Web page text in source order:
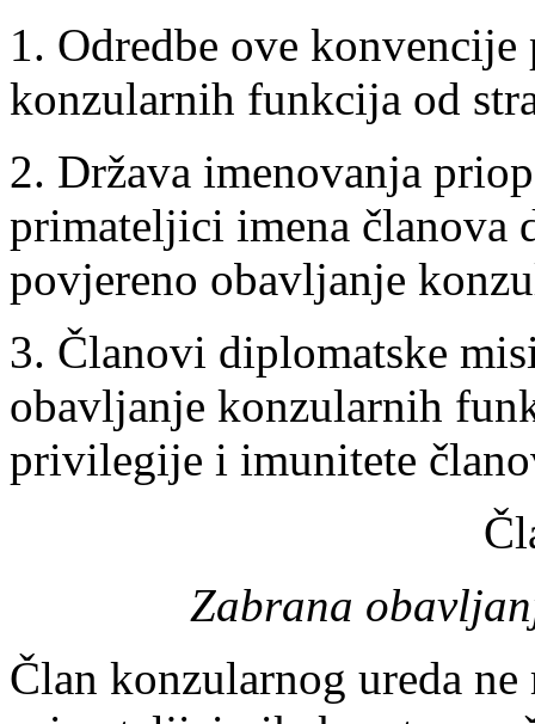
1. Odredbe ove
konzularnih funkcija od
2. Država imenovanja
primateljici imena članova
povjereno obavljanje
3. Članovi diplomatske
obavljanje konzularnih
privilegije i imunitete
Zabrana
Član konzularnog ureda